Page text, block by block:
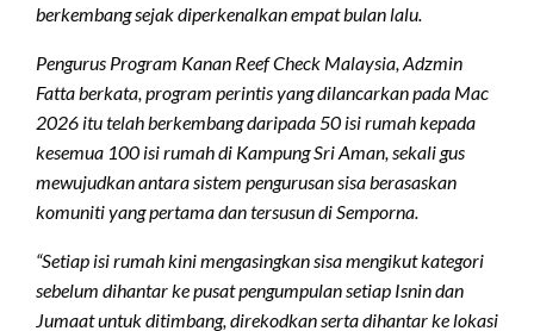
berkembang sejak diperkenalkan empat bulan lalu.
Pengurus Program Kanan Reef Check Malaysia, Adzmin
Fatta berkata, program perintis yang dilancarkan pada Mac
2026 itu telah berkembang daripada 50 isi rumah kepada
kesemua 100 isi rumah di Kampung Sri Aman, sekali gus
mewujudkan antara sistem pengurusan sisa berasaskan
komuniti yang pertama dan tersusun di Semporna.
“Setiap isi rumah kini mengasingkan sisa mengikut kategori
sebelum dihantar ke pusat pengumpulan setiap Isnin dan
Jumaat untuk ditimbang, direkodkan serta dihantar ke lokasi